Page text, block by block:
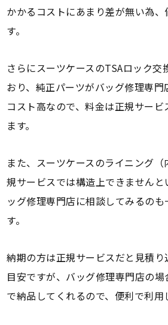
かかるコストにあまり差が無い為
す。
さらにスーツケースのTSAロック交
おり、純正パーツがバッグ修理専門
コスト高なので、料金は正規サービ
ます。
また、スーツケースのライニング
規サービスでは構造上できませんと
ッグ修理専門店に相談してみるの
す。
納期の方は正規サービスだと見積
目安ですが、バッグ修理専門店の
で納品してくれるので、便利で利用